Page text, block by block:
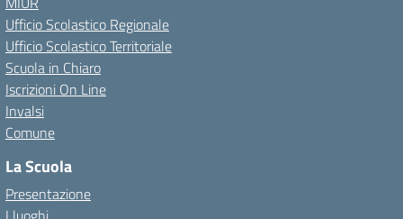
Ufficio Scolastico Regionale
Ufficio Scolastico Territoriale
Scuola in Chiaro
Iscrizioni On Line
Invalsi
Comune
La Scuola
Presentazione